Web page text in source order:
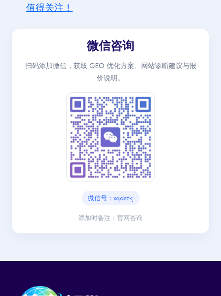
值得关注！
微信咨询
扫码添加微信，获取 GEO 优化方案、网站诊断建议与报
价说明。
微信号：xqdszkj
添加时备注：官网咨询